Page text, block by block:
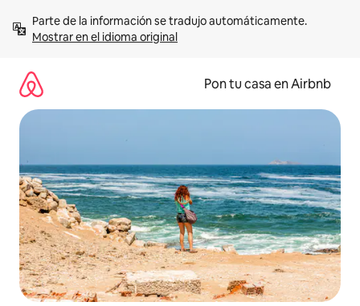
contenidoMostrar en el idioma original
Pon tu casa en Airbnb